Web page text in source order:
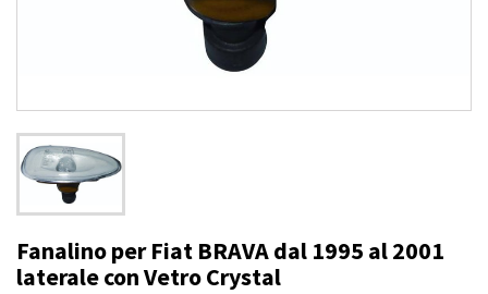
Fanalino per Fiat BRAVA dal 1995 al 2001
laterale con Vetro Crystal